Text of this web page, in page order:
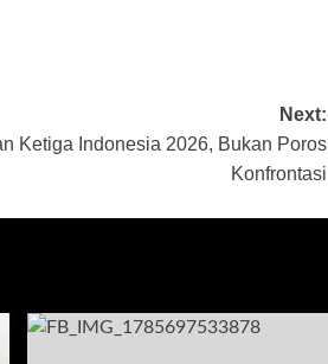
Next:
Ketiga Indonesia 2026, Bukan Poros
Konfrontasi